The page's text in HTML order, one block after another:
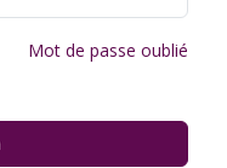
Mot de passe oublié